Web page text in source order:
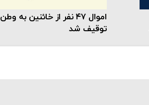
اموال ۴۷ نفر از خائنین به وطن
توقیف شد